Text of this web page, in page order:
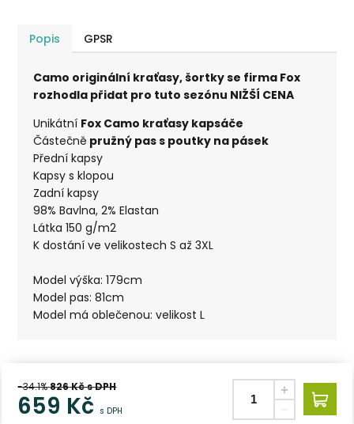
Popis GPSR
Camo originální kraťasy, šortky se firma Fox
rozhodla přidat pro tuto sezónu NIŽŠÍ CENA
Unikátní Fox Camo kraťasy kapsáče
Částečně pružný pas s poutky na pásek
Přední kapsy
Kapsy s klopou
Zadní kapsy
98% Bavlna, 2% Elastan
Látka 150 g/m2
K dostání ve velikostech S až 3XL
Model výška: 179cm
Model pas: 81cm
Model má oblečenou: velikost L
-34.1%826Kč s DPH
659 Kč s DPH